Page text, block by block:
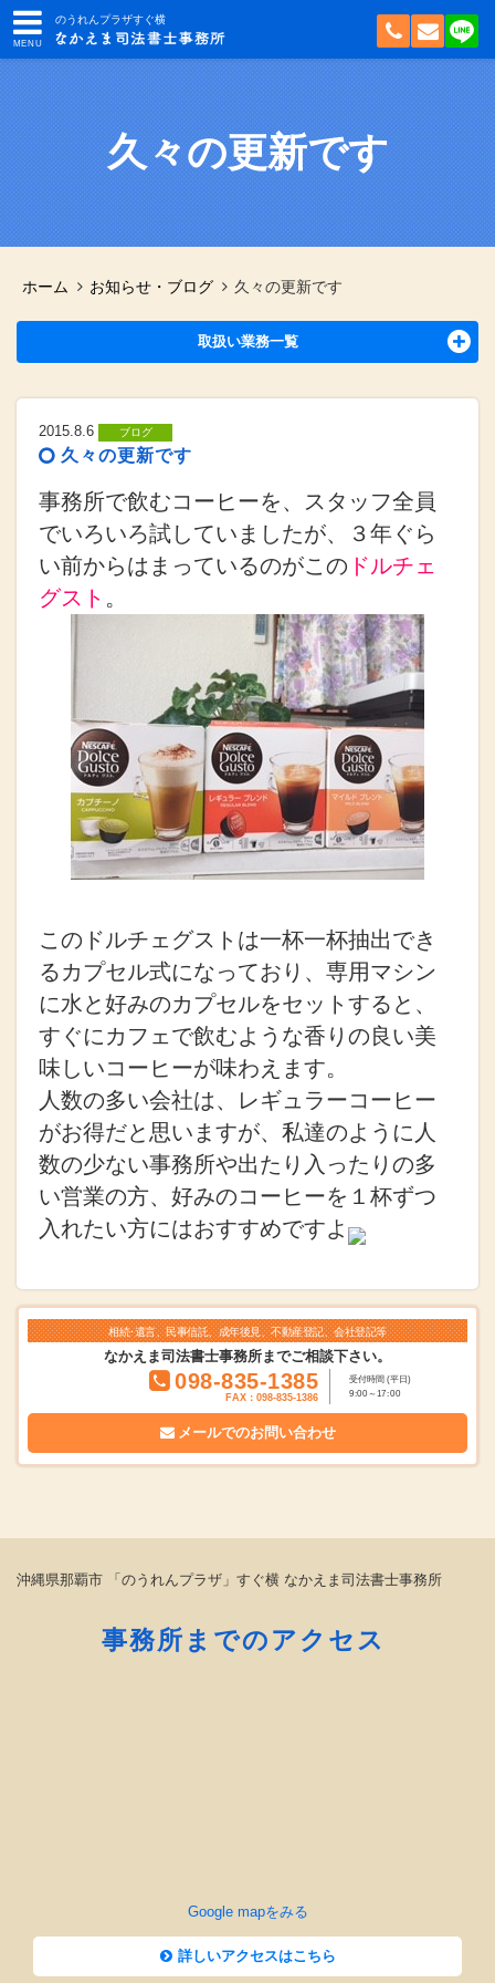
のうれんプラザすぐ横
久々の更新です
ホーム お知らせ・ブログ 久々の更新です
取扱い業務一覧
2015.8.6 ブログ
久々の更新です
事務所で飲むコーヒーを、スタッフ全員
でいろいろ試していましたが、３年ぐら
い前からはまっているのがこの ドルチェ
グスト 。
このドルチェグストは一杯一杯抽出でき
るカプセル式になっており、専用マシン
に水と好みのカプセルをセットすると、
すぐにカフェで飲むような香りの良い美
味しいコーヒーが味わえます。
人数の多い会社は、レギュラーコーヒー
がお得だと思いますが、私達のように人
数の少ない事務所や出たり入ったりの多
い営業の方、好みのコーヒーを１杯ずつ
入れたい方にはおすすめですよ
相続･遺言、民事信託、成年後見、不動産登記、会社登記等
なかえま司法書士事務所までご相談下さい。
098-835-1385
FAX：098-835-1386
受付時間 (平日)
9:00～17:00
メールでのお問い合わせ
沖縄県那覇市 「のうれんプラザ」すぐ横 なかえま司法書士事務所
事務所までのアクセス
Google mapをみる
詳しいアクセスはこちら